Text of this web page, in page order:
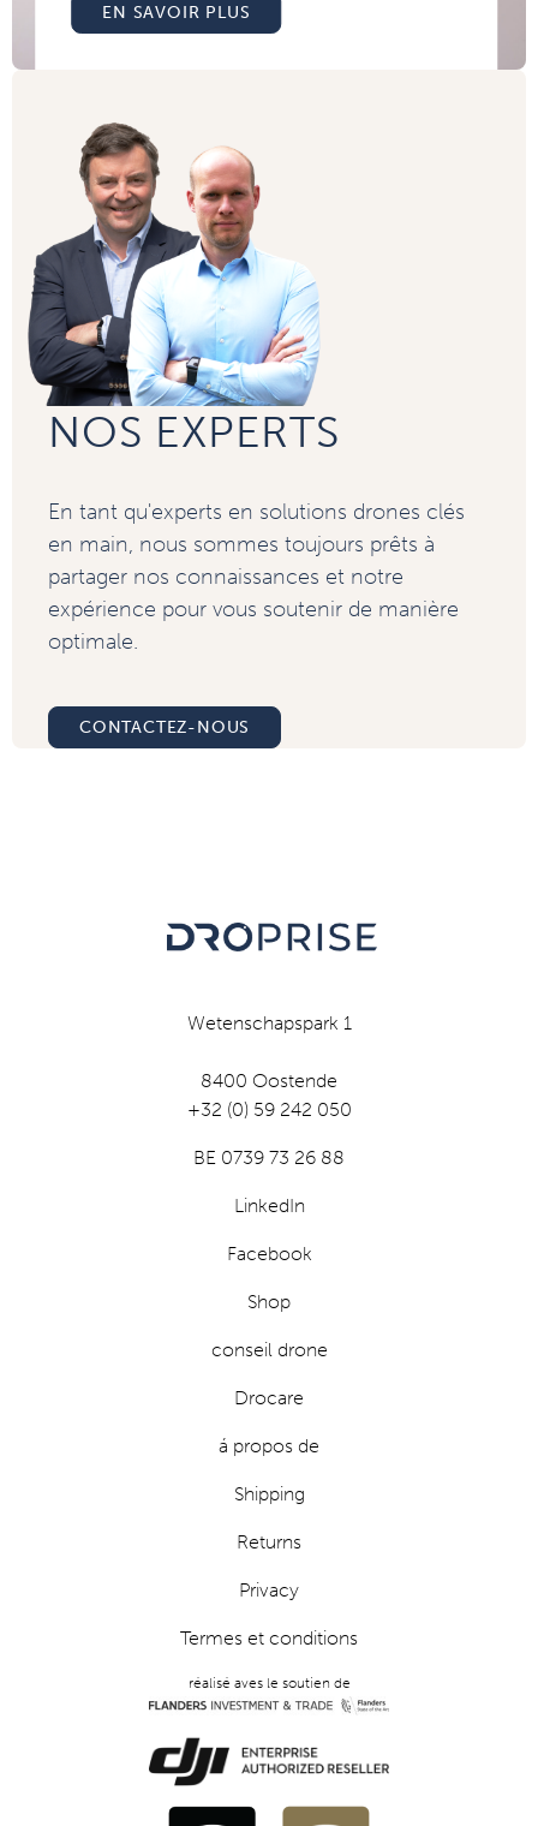
EN SAVOIR PLUS
NOS EXPERTS
En tant qu'experts en solutions drones clés
en main, nous sommes toujours prêts à
partager nos connaissances et notre
expérience pour vous soutenir de manière
optimale.
CONTACTEZ-NOUS
Wetenschapspark 1
8400 Oostende
+32 (0) 59 242 050
BE 0739 73 26 88
LinkedIn
Facebook
Shop
conseil drone
Drocare
á propos de
Shipping
Returns
Privacy
Termes et conditions
réalisé aves le soutien de